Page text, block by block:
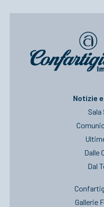
Notizie
Dalle
Dal
Gallerie